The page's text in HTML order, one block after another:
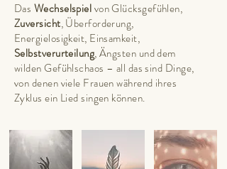
Das Wechselspielvon Glücksgefühlen,
Zuversicht, Überforderung,
Energielosigkeit, Einsamkeit,
Selbstverurteilung, Ängsten und dem
wilden Gefühlschaos – all das sind Dinge,
von denen viele Frauen während ihres
Zyklus ein Lied singen können.